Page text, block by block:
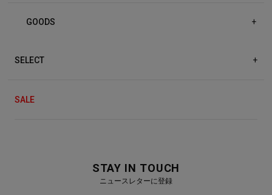
GOODS +
SELECT +
SALE
STAY IN TOUCH
ニュースレターに登録